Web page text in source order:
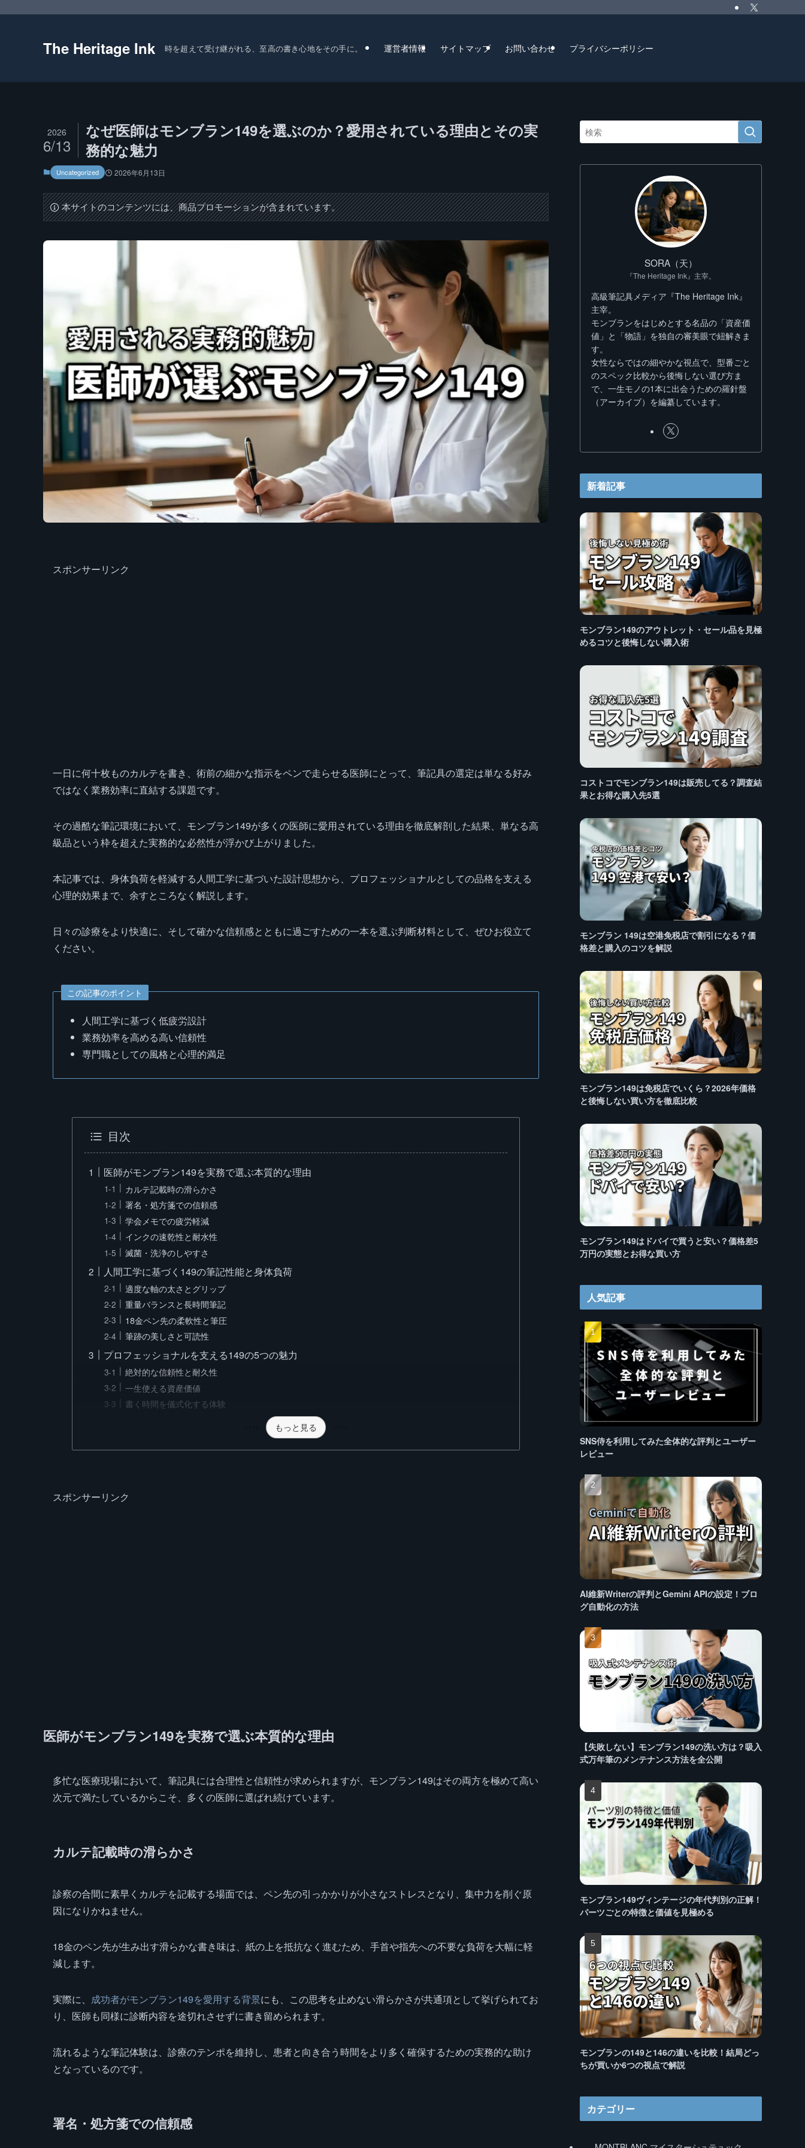
The Heritage Ink 時を超えて受け継がれる、至高の書き心地をその手に。 運営者情報 サイトマップ お問い合わせ プライバシーポリシー
なぜ医師はモンブラン149を選ぶのか？愛用されている理由とその実
務的な魅力
2026
6/13
Uncategorized 2026年6月13日
本サイトのコンテンツには、商品プロモーションが含まれています。
スポンサーリンク
一日に何十枚ものカルテを書き、術前の細かな指示をペンで走らせる医師にとって、筆記具の選定は単なる好み
ではなく業務効率に直結する課題です。
その過酷な筆記環境において、モンブラン149が多くの医師に愛用されている理由を徹底解剖した結果、単なる高
級品という枠を超えた実務的な必然性が浮かび上がりました。
本記事では、身体負荷を軽減する人間工学に基づいた設計思想から、プロフェッショナルとしての品格を支える
心理的効果まで、余すところなく解説します。
日々の診療をより快適に、そして確かな信頼感とともに過ごすための一本を選ぶ判断材料として、ぜひお役立て
ください。
この記事のポイント
人間工学に基づく低疲労設計
業務効率を高める高い信頼性
専門職としての風格と心理的満足
目次
医師がモンブラン149を実務で選ぶ本質的な理由
カルテ記載時の滑らかさ
署名・処方箋での信頼感
学会メモでの疲労軽減
インクの速乾性と耐水性
滅菌・洗浄のしやすさ
人間工学に基づく149の筆記性能と身体負荷
適度な軸の太さとグリップ
重量バランスと長時間筆記
18金ペン先の柔軟性と筆圧
筆跡の美しさと可読性
プロフェッショナルを支える149の5つの魅力
絶対的な信頼性と耐久性
一生使える資産価値
書く時間を儀式化する体験
もっと見る
スポンサーリンク
医師がモンブラン149を実務で選ぶ本質的な理由
多忙な医療現場において、筆記具には合理性と信頼性が求められますが、モンブラン149はその両方を極めて高い
次元で満たしているからこそ、多くの医師に選ばれ続けています。
カルテ記載時の滑らかさ
診察の合間に素早くカルテを記載する場面では、ペン先の引っかかりが小さなストレスとなり、集中力を削ぐ原
因になりかねません。
18金のペン先が生み出す滑らかな書き味は、紙の上を抵抗なく進むため、手首や指先への不要な負荷を大幅に軽
減します。
実際に、 成功者がモンブラン149を愛用する背景にも、この思考を止めない滑らかさが共通項として挙げられてお
り、医師も同様に診断内容を途切れさせずに書き留められます。
流れるような筆記体験は、診療のテンポを維持し、患者と向き合う時間をより多く確保するための実務的な助け
となっているのです。
署名・処方箋での信頼感
SORA（天）
『The Heritage Ink』主宰。
高級筆記具メディア『The Heritage Ink』
主宰。
モンブランをはじめとする名品の「資産価
値」と「物語」を独自の審美眼で紐解きま
す。
女性ならではの細やかな視点で、型番ごと
のスペック比較から後悔しない選び方ま
で、一生モノの1本に出会うための羅針盤
（アーカイブ）を編纂しています。
新着記事
モンブラン149のアウトレット・セール品を見極
めるコツと後悔しない購入術
コストコでモンブラン149は販売してる？調査結
果とお得な購入先5選
モンブラン 149は空港免税店で割引になる？価
格差と購入のコツを解説
モンブラン149は免税店でいくら？2026年価格
と後悔しない買い方を徹底比較
モンブラン149はドバイで買うと安い？価格差5
万円の実態とお得な買い方
人気記事
SNS侍を利用してみた全体的な評判とユーザー
レビュー
AI維新Writerの評判とGemini APIの設定！ブロ
グ自動化の方法
【失敗しない】モンブラン149の洗い方は？吸入
式万年筆のメンテナンス方法を全公開
モンブラン149ヴィンテージの年代判別の正解！
パーツごとの特徴と価値を見極める
モンブランの149と146の違いを比較！結局どっ
ちが買いか6つの視点で解説
カテゴリー